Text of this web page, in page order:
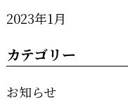
2023年1月
カテゴリー
お知らせ